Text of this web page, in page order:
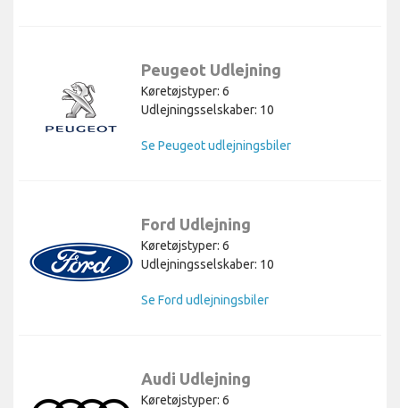
Peugeot Udlejning
Køretøjstyper: 6
Udlejningsselskaber: 10
Se Peugeot udlejningsbiler
Ford Udlejning
Køretøjstyper: 6
Udlejningsselskaber: 10
Se Ford udlejningsbiler
Audi Udlejning
Køretøjstyper: 6